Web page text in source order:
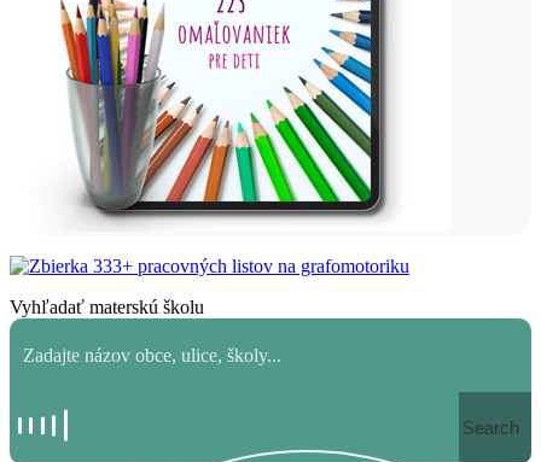
Vyhľadať materskú školu
Search